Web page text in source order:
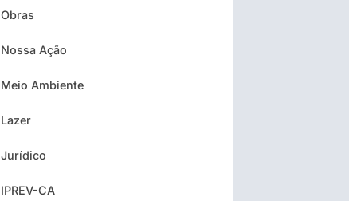
Obras
Nossa Ação
Meio Ambiente
Lazer
Jurídico
IPREV-CA